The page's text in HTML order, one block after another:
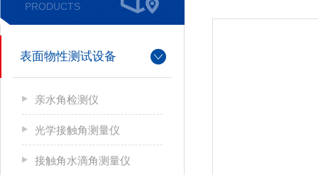
PRODUCTS
表面物性测试设备
亲水角检测仪
光学接触角测量仪
接触角水滴角测量仪